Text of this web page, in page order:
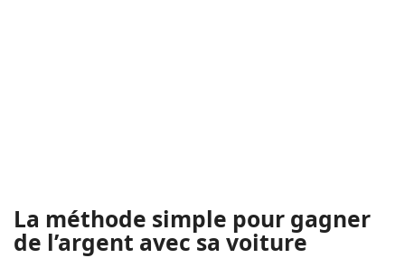
La méthode simple pour gagner
de l’argent avec sa voiture